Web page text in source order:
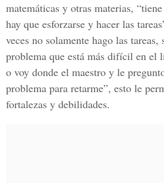
matemáticas y otras materias,
hay que esforzarse y hacer las
veces no solamente hago las
problema que está más difícil en el
o voy donde el maestro y le
problema para retarme”, esto le
fortalezas y debilidades.